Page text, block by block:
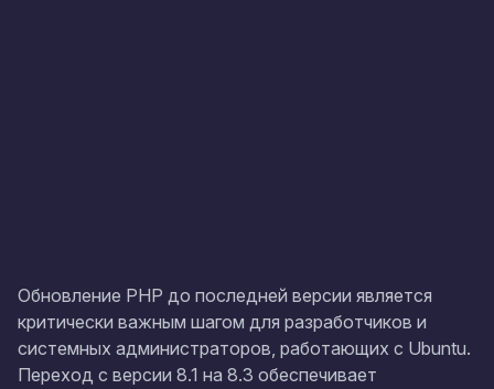
Обновление PHP до последней версии является
критически важным шагом для разработчиков и
системных администраторов, работающих с Ubuntu.
Переход с версии 8.1 на 8.3 обеспечивает